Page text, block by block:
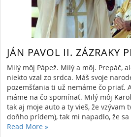
JÁN PAVOL II. ZÁZRAKY
Milý môj Pápež. Milý a môj. Prepáč,
niekto vzal zo srdca. Máš svoje
pozemšťania ti už nemáme čo priať.
máme na čo spomínať. Milý môj
tak aj moje auto a ty vieš, že vzývam
doňho prídem), tak mi napadlo, že
Read More »